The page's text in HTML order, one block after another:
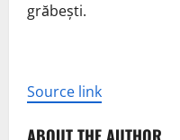
grăbești.
Source link